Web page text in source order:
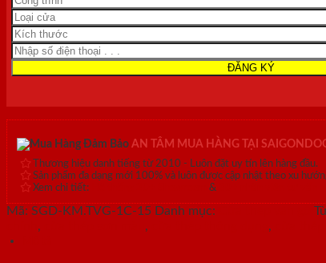
AN TÂM MUA HÀNG TẠI
Thương hiệu danh tiếng từ 2010 - Luôn đặt uy tín lên hàng đầu.
Sản phẩm đa dạng mới 100% và luôn được cập nhật theo xu
Xem chi tiết:
&
Mã: SGD-KM.TVG-1C-15 Danh mục:
, , ,